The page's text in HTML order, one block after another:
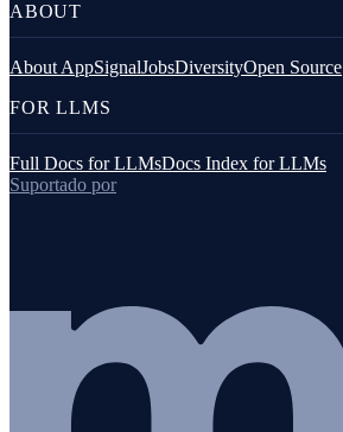
ABOUT
About AppSignalJobsDiversityOpen Source
FOR LLMS
Full Docs for LLMsDocs Index for LLMs
Suportado por